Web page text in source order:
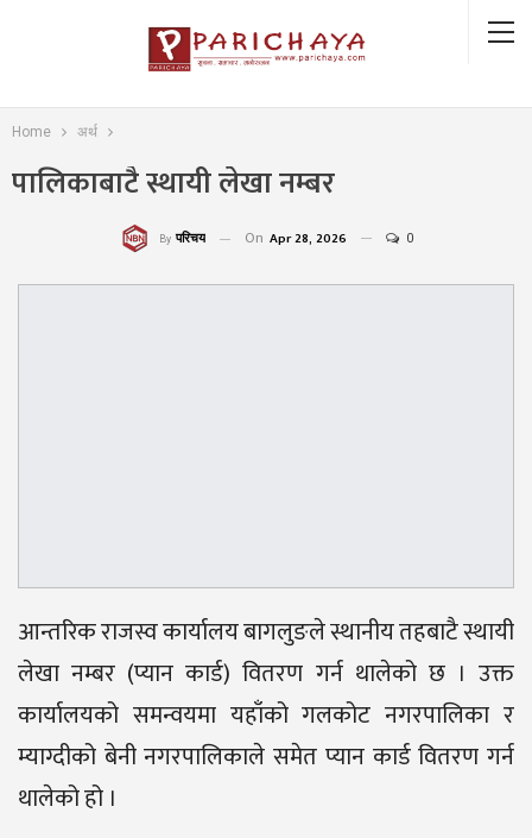
Home अर्थ
पालिकाबाटै स्थायी लेखा नम्बर
By परिचय On Apr 28, 2026 0
आन्तरिक राजस्व कार्यालय बागलुङले स्थानीय तहबाटै स्थायी
लेखा नम्बर (प्यान कार्ड) वितरण गर्न थालेको छ । उक्त
कार्यालयको समन्वयमा यहाँको गलकोट नगरपालिका र
म्याग्दीको बेनी नगरपालिकाले समेत प्यान कार्ड वितरण गर्न
थालेको हो ।